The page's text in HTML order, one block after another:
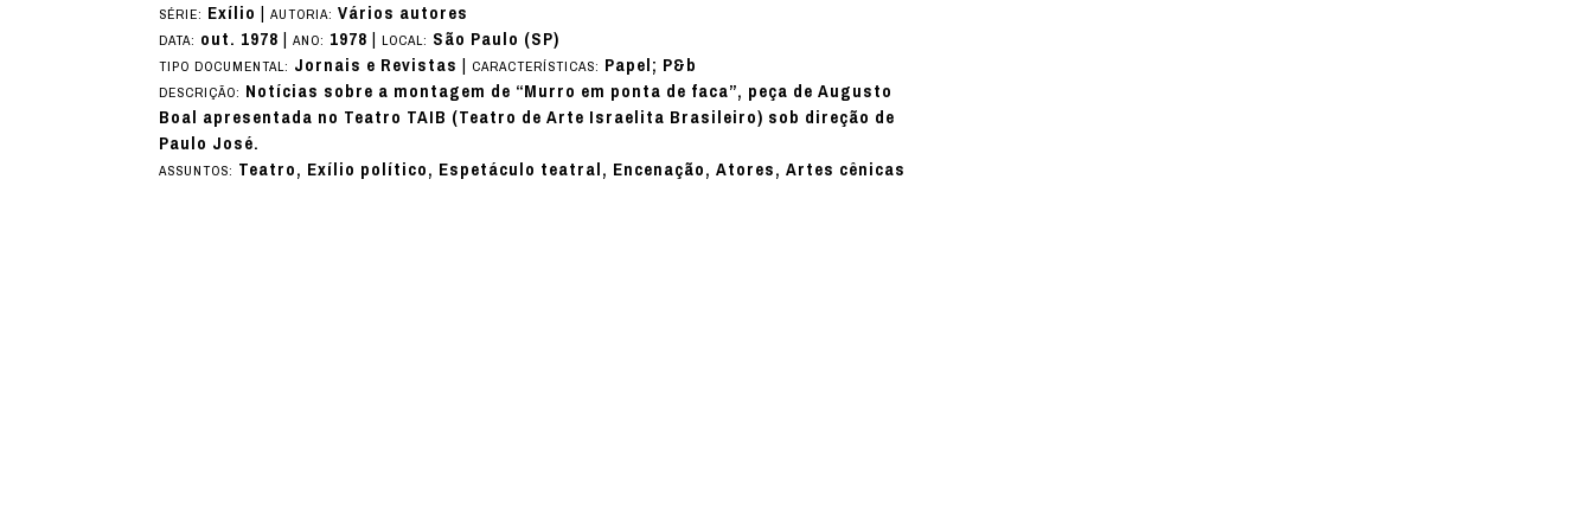
SÉRIE: Exílio |AUTORIA:Vários autores
DATA: out. 1978|ANO: 1978|LOCAL: São Paulo (SP)
TIPO DOCUMENTAL: Jornais e Revistas | CARACTERÍSTICAS: Papel; P&b
DESCRIÇÃO: Notícias sobre a montagem de “Murro em ponta de faca”, peça de Augusto
Boal apresentada no Teatro TAIB (Teatro de Arte Israelita Brasileiro) sob direção de
Paulo José.
ASSUNTOS: Teatro, Exílio político, Espetáculo teatral, Encenação, Atores, Artes cênicas